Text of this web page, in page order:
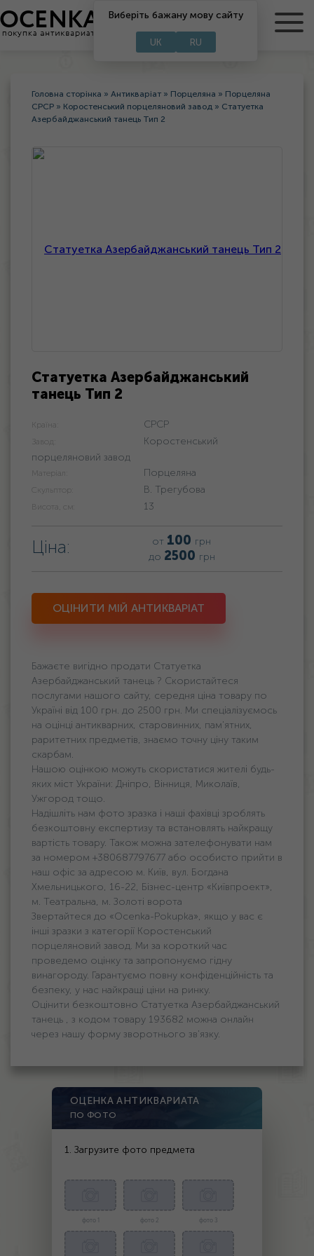
RU
Виберіть бажану мову сайту
UK RU
Головна сторінка » Антикваріат » Порцеляна » Порцеляна
СРСР » Коростенський порцеляновий завод » Статуетка
Азербайджанський танець Тип 2
Статуетка Азербайджанський
танець Тип 2
Країна: СРСР
Завод:
Коростенський
порцеляновий завод
Матеріал: Порцеляна
Скульптор: В. Трегубова
Висота, см: 13
Ціна: от 100 грн
до 2500 грн
ОЦІНИТИ МІЙ АНТИКВАРІАТ
Бажаєте вигідно продати Статуетка
Азербайджанський танець ? Скористайтеся
послугами нашого сайту, середня ціна товару по
Україні від 100 грн. дo 2500 грн. Ми спеціалізуємось
на оцінці антикварних, старовинних, пам'ятних,
раритетних предметів, знаємо точну ціну таким
скарбам.
Нашою оцінкою можуть скористатися жителі будь-
яких міст України: Дніпро, Вінниця, Миколаїв,
Ужгород тощо.
Надішліть нам фото зразка і наші фахівці зроблять
безкоштовну експертизу та встановлять найкращу
вартість товару. Також можна зателефонувати нам
за номером +380687797677 або особисто прийти в
наш офіс за адресою м. Київ, вул. Богдана
Хмельницького, 16-22, Бізнес-центр «Київпроект»,
м. Театральна, м. Золоті ворота
Звертайтеся до «Ocenka-Pokupka», якщо у вас є
інші зразки з категорії Коростенський
порцеляновий завод. Ми за короткий час
проведемо оцінку та запропонуємо гідну
винагороду. Гарантуємо повну конфіденційність та
безпеку, у нас найкращі ціни на ринку.
Оцінити безкоштовно Статуетка Азербайджанський
танець , з кодом товару 193682 можна онлайн
через нашу форму зворотнього зв'язку.
ОЦЕНКА АНТИКВАРИАТА
ПО ФОТО
1. Загрузите фото предмета
фото 1 фото 2 фото 3